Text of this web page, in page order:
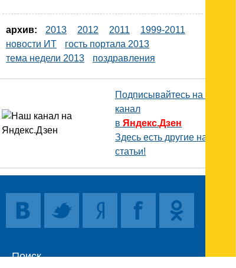
архив: 2013 2012 2011
1999-2011
новости ИТ
гость портала 2013
тема недели 2013
поздравления
Подписывайтесь на наш
канал
в Яндекс.Дзен
Здесь есть другие наши
статьи!
Поиск